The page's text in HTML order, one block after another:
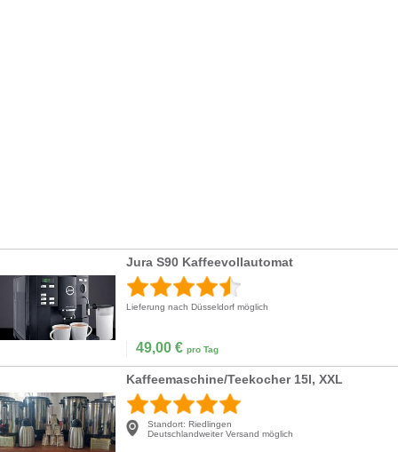
Jura S90 Kaffeevollautomat
Lieferung nach Düsseldorf möglich
49,00 € pro Tag
Kaffeemaschine/Teekocher 15l, XXL
Standort: Riedlingen
Deutschlandweiter Versand möglich